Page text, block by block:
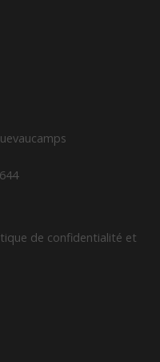
de confidentialité et